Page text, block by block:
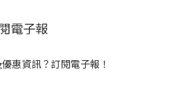
電子報
惠資訊？訂閱電子報！